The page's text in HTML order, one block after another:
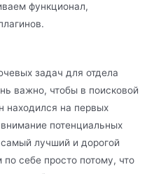
функционал,
задач для отдела
важно, чтобы в поисковой
находился на первых
потенциальных
лучший и дорогой
себе просто потому, что